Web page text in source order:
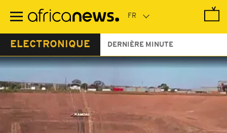
contenu
ELECTRONIQUE DERNIÈRE MINUTE